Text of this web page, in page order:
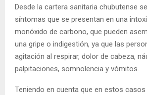
Desde la cartera sanitaria chubutense
síntomas que se presentan en una
monóxido de carbono, que pueden
una gripe o indigestión, ya que las
agitación al respirar, dolor de cabeza,
palpitaciones, somnolencia y vómitos.
Teniendo en cuenta que en estos